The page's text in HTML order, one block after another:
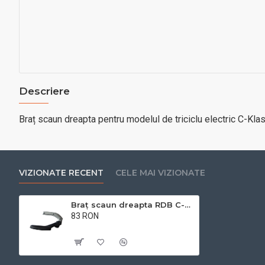
Descriere
Braț scaun dreapta pentru modelul de triciclu electric C-
VIZIONATE RECENT CELE MAI VIZIONATE
Braț scaun dreapta RDB C-Klass 2
83 RON